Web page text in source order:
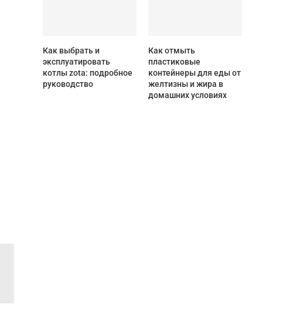
Как выбрать и
эксплуатировать
котлы zota: подробное
руководство
Как отмыть
пластиковые
контейнеры для еды от
желтизны и жира в
домашних условиях